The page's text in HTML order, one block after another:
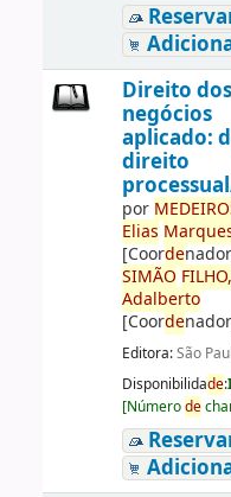
Direito dos
negócios
aplicado:
direito
por MEDE
Elias
[Coorde
SIMÃO FILHO,
Adalberto
[Coorde
Editora:São
Disponibilidade:
[Númerode